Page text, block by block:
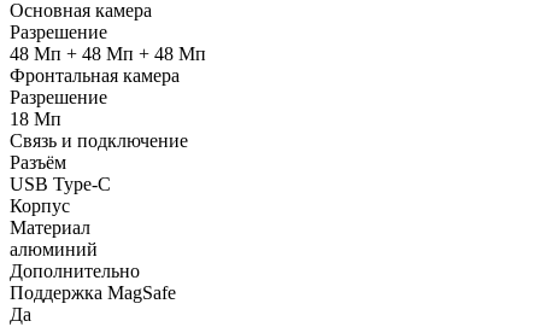
Основная камера
Разрешение
48 Мп + 48 Мп + 48 Мп
Фронтальная камера
Разрешение
18 Мп
Связь и подключение
Разъём
USB Type-C
Корпус
Материал
алюминий
Дополнительно
Поддержка MagSafe
Да